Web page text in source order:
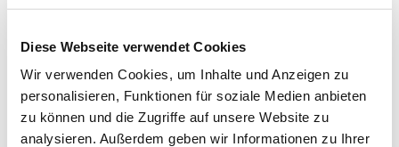
Diese Webseite verwendet Cookies
Wir verwenden Cookies, um Inhalte und Anzeigen zu
personalisieren, Funktionen für soziale Medien anbieten
zu können und die Zugriffe auf unsere Website zu
analysieren. Außerdem geben wir Informationen zu Ihrer